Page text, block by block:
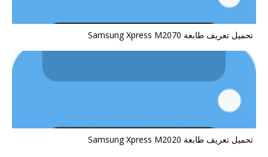
تحميل تعريف طابعة Samsung Xpress M2070
تحميل تعريف طابعة Samsung Xpress M2020